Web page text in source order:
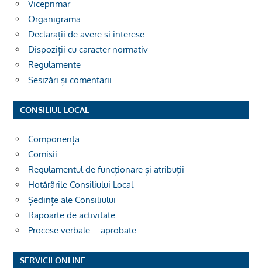
Viceprimar
Organigrama
Declarații de avere si interese
Dispoziții cu caracter normativ
Regulamente
Sesizări și comentarii
CONSILIUL LOCAL
Componența
Comisii
Regulamentul de funcționare și atribuții
Hotărârile Consiliului Local
Ședințe ale Consiliului
Rapoarte de activitate
Procese verbale – aprobate
SERVICII ONLINE